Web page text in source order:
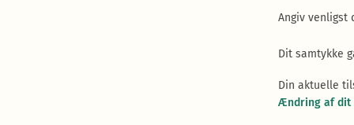
Angiv venligst
Dit samtykke
Din aktuelle
Ændring af dit